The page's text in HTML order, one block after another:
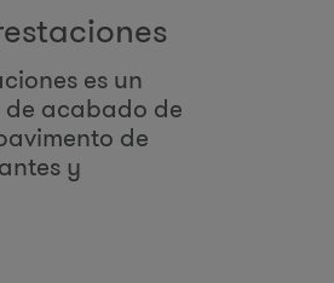
es un
acabado de
de
y